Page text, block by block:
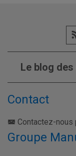
Le blog
Contact
Contactez-nous
Groupe